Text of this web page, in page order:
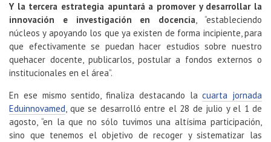
Y la tercera estrategia apuntará a promover y desarrollar la
innovación e investigación en docencia, “estableciendo
núcleos y apoyando los que ya existen de forma incipiente, para
que efectivamente se puedan hacer estudios sobre nuestro
quehacer docente, publicarlos, postular a fondos externos o
institucionales en el área”.
En ese mismo sentido, finaliza destacando lacuarta jornada
Eduinnovamed, que se desarrolló entre el 28 de julio y el 1 de
agosto, “en la que no sólo tuvimos una altísima participación,
sino que tenemos el objetivo de recoger y sistematizar las